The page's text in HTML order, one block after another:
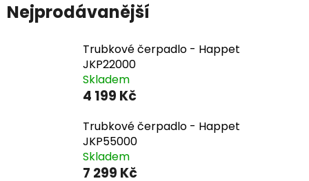
Nejprodávanější
Trubkové čerpadlo - Happet
JKP22000
Skladem
4 199 Kč
Trubkové čerpadlo - Happet
JKP55000
Skladem
7 299 Kč